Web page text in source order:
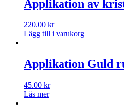
Applikation av
220.00 kr
Lägg till i varukorg
Applikation Guld
45.00 kr
Läs mer